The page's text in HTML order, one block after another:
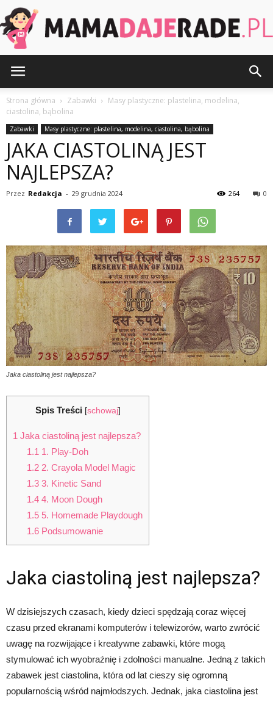
Strona główna Zabawki
Masy plastyczne: plastelina, modelina,
ciastolina, bąbolina
Zabawki Masy plastyczne: plastelina, modelina, ciastolina, bąbolina
JAKA CIASTOLINĄ JEST
NAJLEPSZA?
Przez Redakcja - 29 grudnia 2024 0
264
Jaka ciastoliną jest najlepsza?
Spis Treści [schowaj]
1 Jaka ciastoliną jest najlepsza?
1.1 1. Play-Doh
1.22. Crayola Model Magic
1.33. Kinetic Sand
1.44. Moon Dough
1.55. Homemade Playdough
1.6Podsumowanie
Jaka ciastoliną jest najlepsza?
W dzisiejszych czasach, kiedy dzieci spędzają coraz więcej
czasu przed ekranami komputerów i telewizorów, warto zwrócić
uwagę na rozwijające i kreatywne zabawki, które mogą
stymulować ich wyobraźnię i zdolności manualne. Jedną z takich
zabawek jest ciastolina, która od lat cieszy się ogromną
popularnością wśród najmłodszych. Jednak, jaka ciastolina jest